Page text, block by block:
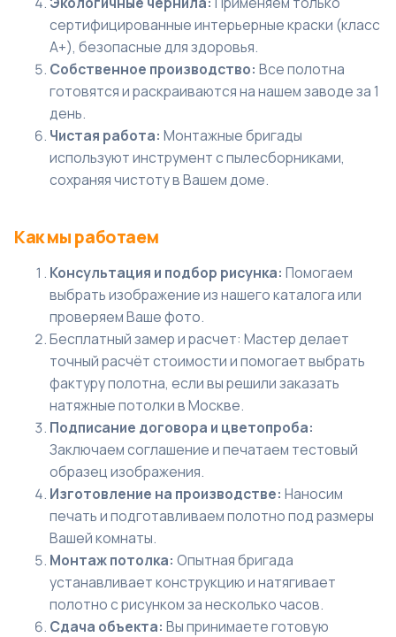
сертифицированные интерьерные краски (класс
А+), безопасные для здоровья.
Собственное производство: Все полотна
готовятся и раскраиваются на нашем заводе за 1
день.
Чистая работа: Монтажные бригады
используют инструмент с пылесборниками,
сохраняя чистоту в Вашем доме.
Как мы работаем
Консультация и подбор рисунка: Помогаем
выбрать изображение из нашего каталога или
проверяем Ваше фото.
Бесплатный замер и расчет: Мастер делает
точный расчёт стоимости и помогает выбрать
фактуру полотна, если вы решилизаказать
натяжные потолки в Москве.
Подписание договора и цветопроба:
Заключаем соглашение и печатаем тестовый
образец изображения.
Изготовление на производстве: Наносим
печать и подготавливаем полотно под размеры
Вашей комнаты.
Монтаж потолка: Опытная бригада
устанавливает конструкцию и натягивает
полотно с рисунком за несколько часов.
Сдача объекта: Вы принимаете готовую